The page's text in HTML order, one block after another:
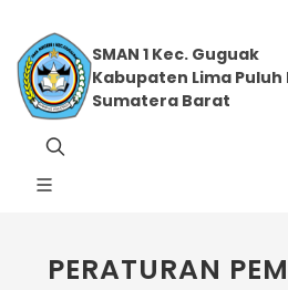
SMAN 1 Kec. Guguak
Kabupaten Lima Puluh
Sumatera Barat
PERATURAN